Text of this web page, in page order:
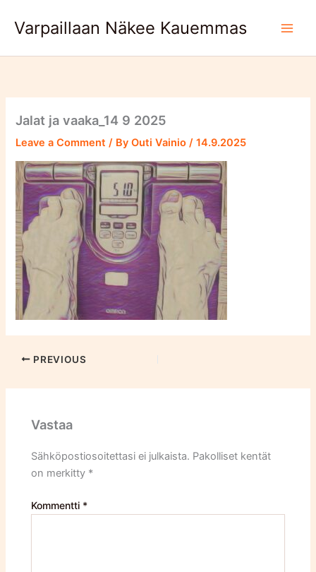
Varpaillaan Näkee Kauemmas
Jalat ja vaaka_14 9 2025
Leave a Comment / ByOuti Vainio/14.9.2025
PREVIOUS
Vastaa
Sähköpostiosoitettasi ei julkaista. Pakolliset kentät
on merkitty *
Kommentti *